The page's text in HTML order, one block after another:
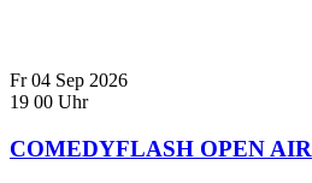
Fr 04 Sep 2026
19 00 Uhr
COMEDYFLASH OPEN AIR